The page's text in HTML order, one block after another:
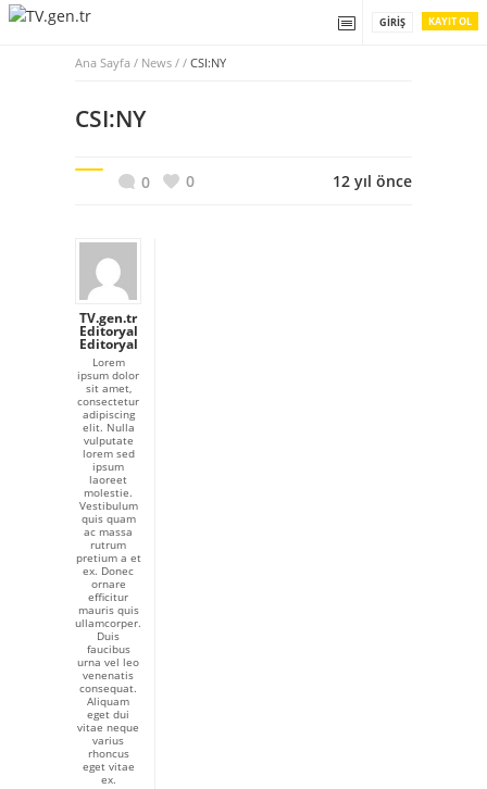
KAYIT OL
GIRIŞ
Ana Sayfa / News / / CSI:NY
CSI:NY
0 0 12 yıl önce
TV.gen.tr
Editoryal
Editoryal
Lorem
ipsum dolor
sit amet,
consectetur
adipiscing
elit. Nulla
vulputate
lorem sed
ipsum
laoreet
molestie.
Vestibulum
quis quam
ac massa
rutrum
pretium a et
ex. Donec
ornare
efficitur
mauris quis
ullamcorper.
Duis
faucibus
urna vel leo
venenatis
consequat.
Aliquam
eget dui
vitae neque
varius
rhoncus
eget vitae
ex.